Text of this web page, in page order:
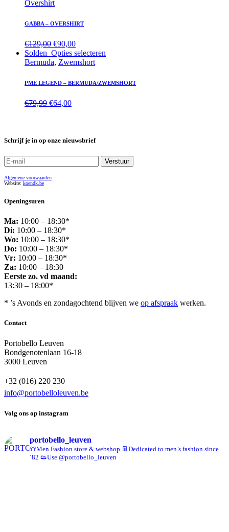
Overshirt
GABBA – OVERSHIRT
€129,00 €90,00
Solden Opties selecteren
Bermuda, Zwemshort
PME LEGEND – BERMUDA/ZWEMSHORT
€79,99 €64,00
Schrijf je in op onze nieuwsbrief
Algemene voorwaarden
Website: koendk.be
Openingsuren
Ma: 10:00 – 18:30*
Di: 10:00 – 18:30*
Wo: 10:00 – 18:30*
Do: 10:00 – 18:30*
Vr: 10:00 – 18:30*
Za: 10:00 – 18:30
Eerste zo. vd maand:
13:30 – 18:00*
* ’s Avonds en zondagochtend blijven we op afspraak werken.
Contact
Portobello Leuven
Bondgenotenlaan 16-18
3000 Leuven
+32 (016) 220 230
info@portobelloleuven.be
Volg ons op instagram
portobello_leuven
👕Men Fashion store & webshop 👖Dedicated to men’s fashion since
‘82 👟Use @portobello_leuven